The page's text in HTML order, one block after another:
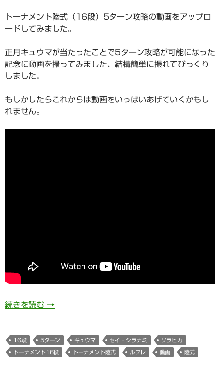
トーナメント陸式（16段）5ターン攻略の動画をアップロ
ードしてみました。
正月キュウマが当たったことで5ターン攻略が可能になった
記念に動画を撮ってみました、結構簡単に撮れてびっくり
しました。
もしかしたらこれからは動画をいっぱいあげていくかもし
れません。
続きを読む 729日目 トーナメント陸式（16段）5ターン攻
→
16段 5ターン キュウマ セイ・シラナミ ソラヒカ
トーナメント16段 トーナメント陸式 ルフレ 動画 陸式